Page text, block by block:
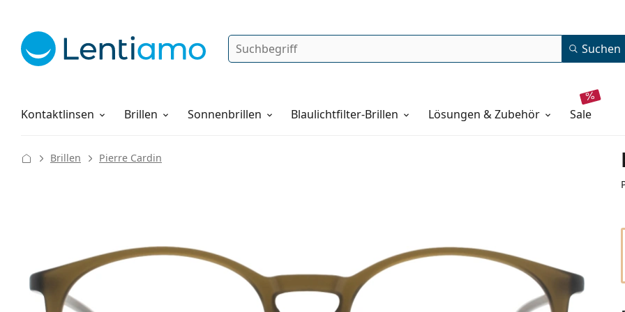
Suche Suchen
Kontaktlinsen
Pflegemittel Brillen Sonnenbrillen Blaulichtfilter-Brillen Lösungen & Zubehör sale
Alles über den Einkauf
Brillen Pierre Cardin